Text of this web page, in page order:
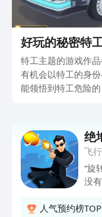
好玩的秘密特
特工主题的游戏作
有机会以特工的身
能领悟到特工危险
绝
飞
“旋
没
游
人气预约榜